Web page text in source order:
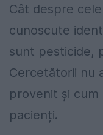
Cât despre
cunoscute
sunt pesticide,
Cercetătorii nu
provenit și
pacienți.